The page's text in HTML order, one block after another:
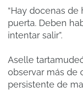
“Hay docenas
puerta. Deben
intentar salir”.
Aselle
observar más de
persistente de